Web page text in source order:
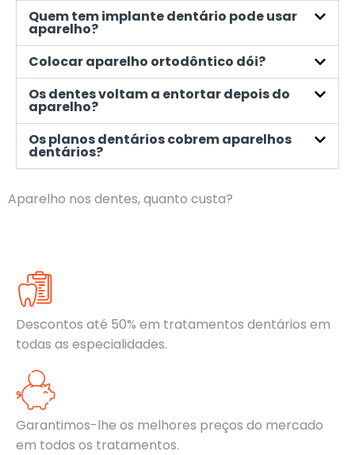
Quem tem implante dentário pode usar
aparelho?
Colocar aparelho ortodôntico dói?
Os dentes voltam a entortar depois do
aparelho?
Os planos dentários cobrem aparelhos
dentários?
Aparelho nos dentes, quanto custa?
Descontos até 50% em tratamentos dentários em
todas as especialidades.
Garantimos-lhe os melhores preços do mercado
em todos os tratamentos.